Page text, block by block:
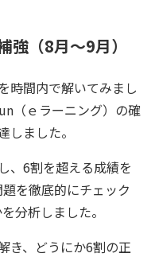
（8月〜9月）
時間内で解いてみまし
（ｅラーニング）の確
ました。
、6割を超える成績を
を徹底的にチェック
分析しました。
き、どうにか6割の正